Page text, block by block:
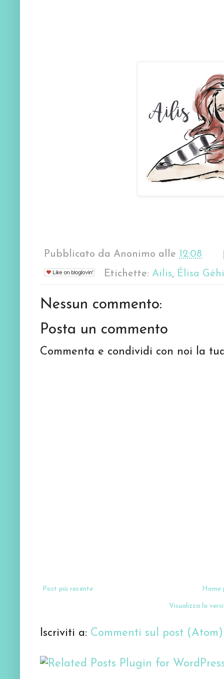
Pubblicato da Anonimo alle 12:08
Etichette: Ailis, Élisa
Nessun commento:
Posta un commento
Commenta e condividi con noi la
Post più recente Home
Visualizza la
Iscriviti a: Commenti sul post (Atom)